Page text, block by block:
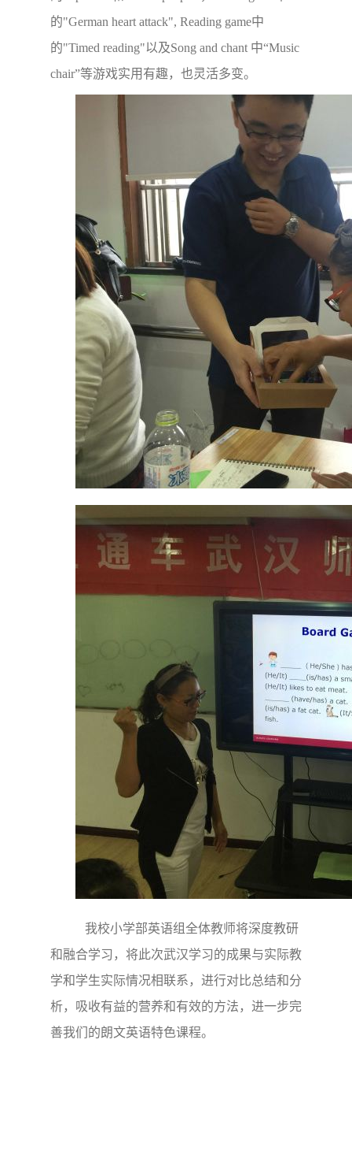
的"German heart attack", Reading game中
的"Timed reading"以及Song and chant 中“Music
chair”等游戏实用有趣，也灵活多变。
我校小学部英语组全体教师将深度教研
和融合学习，将此次武汉学习的成果与实际教
学和学生实际情况相联系，进行对比总结和分
析，吸收有益的营养和有效的方法，进一步完
善我们的朗文英语特色课程。